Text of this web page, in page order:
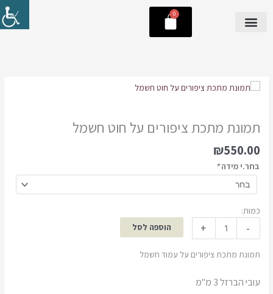
לתוכן
0
עגלת
קניות
תמונת מתכת ציפורים על חוט חשמל
₪550.00
בחר.י מידה*
כמות:
-
כמות
מתכת
על
חוט
חשמל
+ הוספה לסל
תמונת מתכת ציפורים על עמוד חשמל
עובי הברזל 3 מ"מ